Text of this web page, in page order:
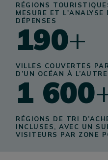
RÉGIONS
MESURE ET L'ANALYSE
DÉPENSES
190+
VILLES COUVERTES
D’UN OCÉAN À L’AUTRE
1 600
RÉGIONS DE TRI
INCLUSES, AVEC UN
VISITEURS PAR ZONE